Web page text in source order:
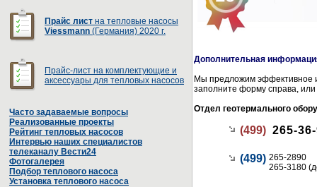
Прайс лист на тепловые насосы
Viessmann (Германия) 2020 г.
Прайс-лист на комплектующие и
аксессуары для тепловых насосов
Часто задаваемые вопросы
Реализованные проекты
Рейтинг тепловых насосов
Интервью наших специалистов
телеканалу Вести24
Фотогалерея
Подбор теплового насоса
Установка теплового насоса
Дополнительная
Мы предложим эффективное
заполните форму справа, или
Отдел геотермального
(499) 265-
(499) 265-2890
265-3180